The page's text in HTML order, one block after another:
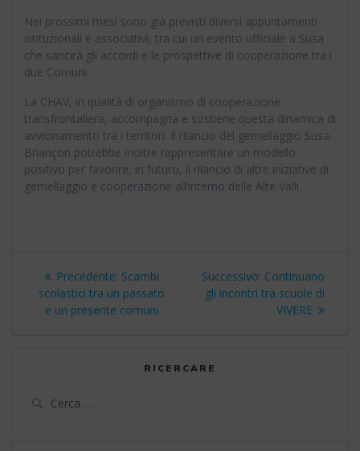
Nei prossimi mesi sono già previsti diversi appuntamenti
istituzionali e associativi, tra cui un evento ufficiale a Susa
che sancirà gli accordi e le prospettive di cooperazione tra i
due Comuni.
La CHAV, in qualità di organismo di cooperazione
transfrontaliera, accompagna e sostiene questa dinamica di
avvicinamento tra i territori. Il rilancio del gemellaggio Susa-
Briançon potrebbe inoltre rappresentare un modello
positivo per favorire, in futuro, il rilancio di altre iniziative di
gemellaggio e cooperazione all’interno delle Alte Valli.
Navigazione
articoli
Precedente: Articolo
precedente:
Scambi
scolastici tra un passato
e un presente comuni
Successivo: Articolo
successivo:
Continuano
gli incontri tra scuole di
VIVERE
RICERCARE